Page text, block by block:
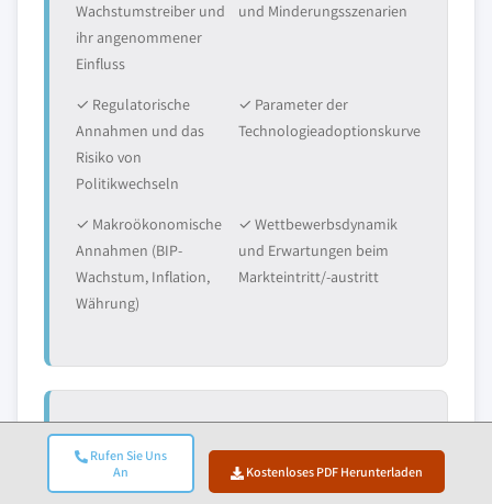
Rufen Sie Uns
An
Kostenloses PDF Herunterladen
Wachstumstreiber und
ihr angenommener
Einfluss
und Minderungsszenarien
✓ Regulatorische
Annahmen und das
Risiko von
Politikwechseln
✓ Parameter der
Technologieadoptionskurve
✓ Makroökonomische
Annahmen (BIP-
Wachstum, Inflation,
Währung)
✓ Wettbewerbsdynamik
und Erwartungen beim
Markteintritt/-austritt
6. Validierung Und
Qualitätssicherung